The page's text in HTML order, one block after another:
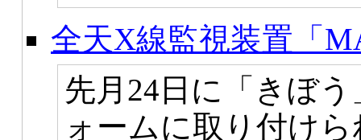
全天X線監視装置「
先月24日に「きぼ
ォームに取り付け